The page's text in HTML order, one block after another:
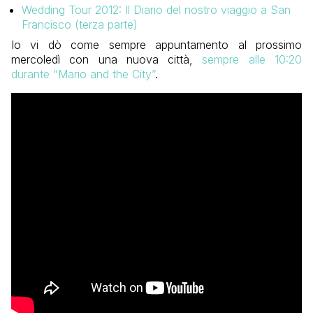
Wedding Tour 2012: Il Diario del nostro viaggio a San
Francisco (terza parte)
Io vi dò come sempre appuntamento al prossimo
mercoledì con una nuova città, sempre alle 10:20
durante “Mario and the City”.